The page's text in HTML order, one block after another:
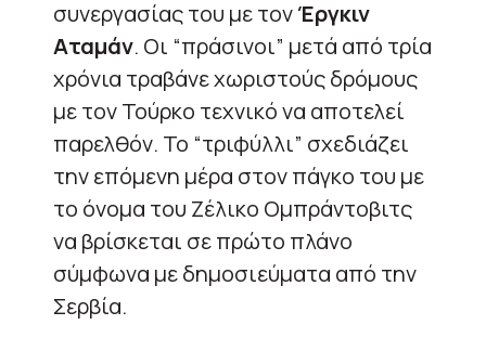
συνεργασίας του με τονΈργκιν
Αταμάν. Οι “πράσινοι” μετά από τρία
χρόνια τραβάνε χωριστούς δρόμους
με τον Τούρκο τεχνικό να αποτελεί
παρελθόν. Το “τριφύλλι” σχεδιάζει
την επόμενη μέρα στον πάγκο του με
το όνομα του Ζέλικο Ομπράντοβιτς
να βρίσκεται σε πρώτο πλάνο
σύμφωνα με δημοσιεύματα από την
Σερβία.